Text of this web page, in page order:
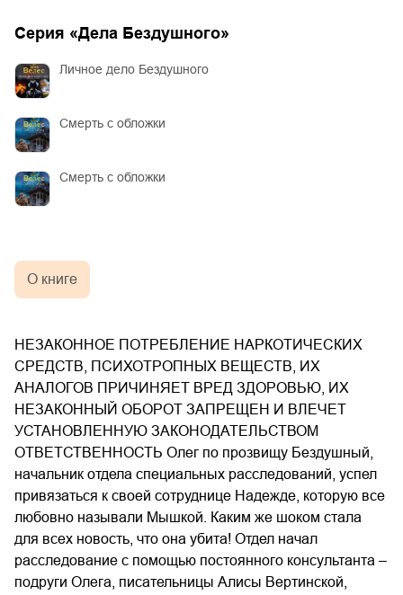
Серия «Дела Бездушного»
Личное дело Бездушного
Смерть с обложки
Смерть с обложки
О книге
НЕЗАКОННОЕ ПОТРЕБЛЕНИЕ НАРКОТИЧЕСКИХ
СРЕДСТВ, ПСИХОТРОПНЫХ ВЕЩЕСТВ, ИХ
АНАЛОГОВ ПРИЧИНЯЕТ ВРЕД ЗДОРОВЬЮ, ИХ
НЕЗАКОННЫЙ ОБОРОТ ЗАПРЕЩЕН И ВЛЕЧЕТ
УСТАНОВЛЕННУЮ ЗАКОНОДАТЕЛЬСТВОМ
ОТВЕТСТВЕННОСТЬ Олег по прозвищу Бездушный,
начальник отдела специальных расследований, успел
привязаться к своей сотруднице Надежде, которую все
любовно называли Мышкой. Каким же шоком стала
для всех новость, что она убита! Отдел начал
расследование с помощью постоянного консультанта –
подруги Олега, писательницы Алисы Вертинской,